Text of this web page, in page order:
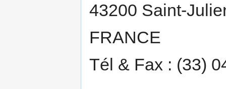
43200 Saint-
FRANCE
Tél & Fax : (33)